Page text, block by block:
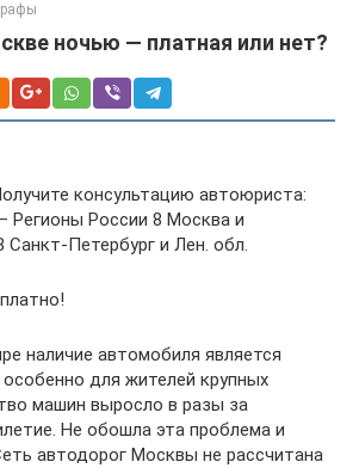
ночью — платная или нет?
консультацию автоюриста:
Регионы России 8 Москва и
Санкт-Петербург и Лен. обл.
наличие автомобиля является
для жителей крупных
машин выросло в разы за
Не обошла эта проблема и
автодорог Москвы не рассчитана